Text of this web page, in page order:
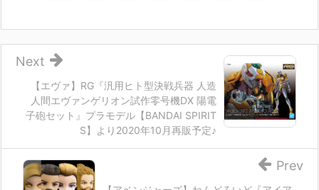
【エヴァ】RG『汎用ヒト型決戦兵器 人造
人間エヴァンゲリオン試作零号機DX 陽電
子砲セット』プラモデル【BANDAI SPIRIT
S】より2020年10月再販予定♪
Next
Prev